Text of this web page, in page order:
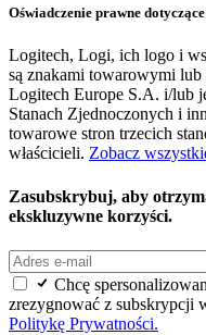
Oświadczenie prawne
Logitech, Logi, ich logo i
są znakami towarowymi
Logitech Europe S.A. i/lub
Stanach Zjednoczonych i
towarowe stron trzecich
właścicieli. Zobacz
Zasubskrybuj, aby
ekskluzywne korzyści.
Chcę
zrezygnować z subskrypcji
Politykę Prywatności.